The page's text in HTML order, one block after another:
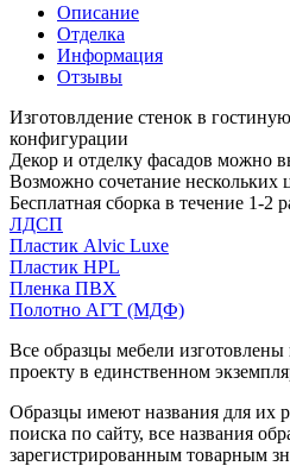
Описание
Отделка
Информация
Отзывы
Изготовлдение стенок в
конфигурации
Декор и отделку фасадов можно
Возможно сочетание нескольких
Бесплатная сборка в течение 1-2
ЛДСП
Пластик Alvic Luxe
Пластик HPL
Пленка ПВХ
Полотно АГТ (МДФ)
Все образцы мебели
проекту в единственном
Образцы имеют названия для их
поиска по сайту, все названия
зарегистрированным товарным